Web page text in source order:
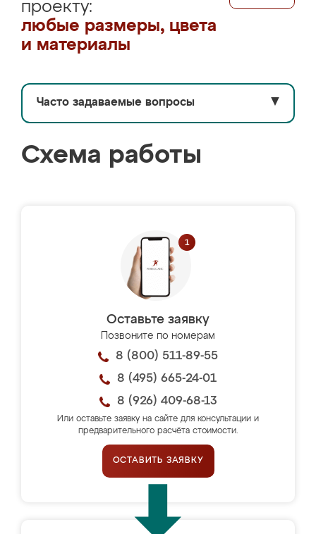
проекту:
любые размеры, цвета
и материалы
Часто задаваемые вопросы ▼
Схема работы
Оставьте заявку
Позвоните по номерам
8 (800) 511-89-55
8 (495) 665-24-01
8 (926) 409-68-13
Или оставьте заявку на сайте для консультации и
предварительного расчёта стоимости.
ОСТАВИТЬ ЗАЯВКУ